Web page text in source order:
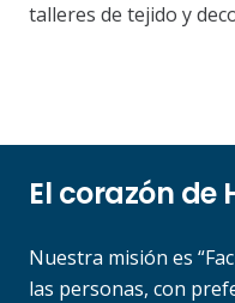
talleres de tejido y
El corazón de
Nuestra misión es
las personas, con